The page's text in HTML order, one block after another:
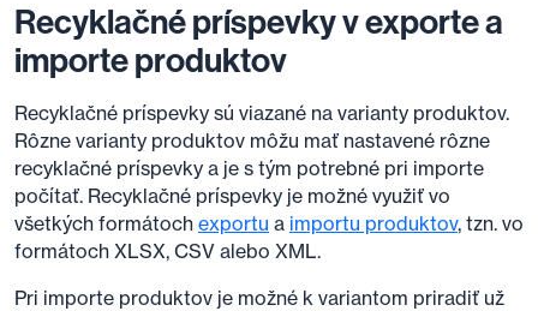
Recyklačné príspevky v exporte a
importe produktov
Recyklačné príspevky sú viazané na varianty produktov.
Rôzne varianty produktov môžu mať nastavené rôzne
recyklačné príspevky a je s tým potrebné pri importe
počítať. Recyklačné príspevky je možné využiť vo
všetkých formátoch exportu a importu produktov, tzn. vo
formátoch XLSX, CSV alebo XML.
Pri importe produktov je možné k variantom priradiť už